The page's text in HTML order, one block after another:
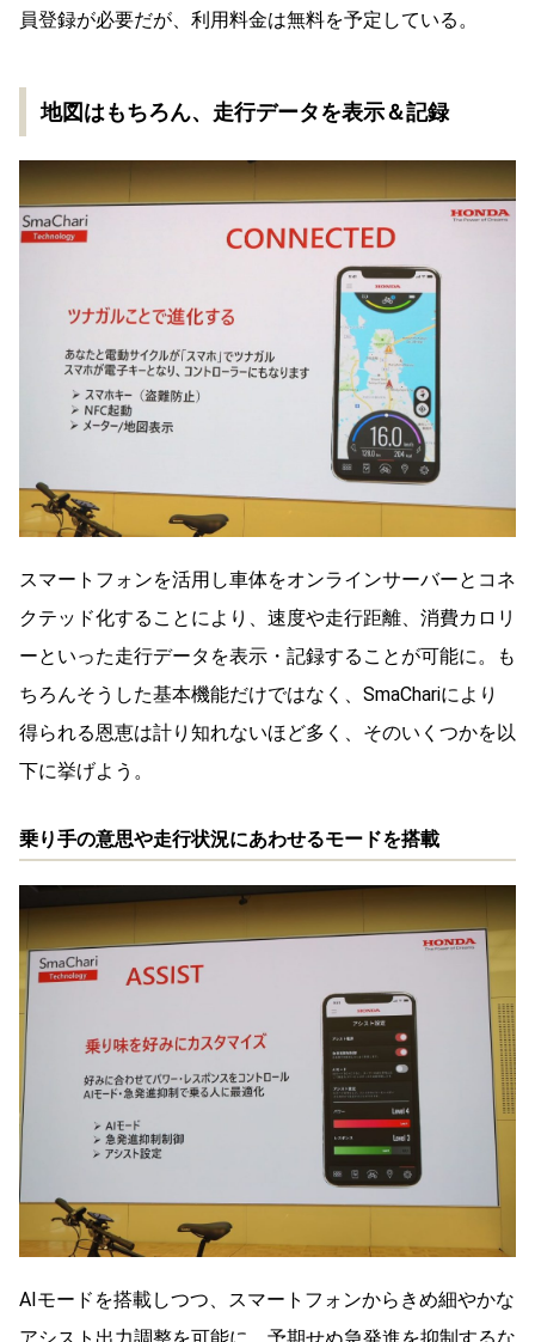
員登録が必要だが、利用料金は無料を予定している。
地図はもちろん、走行データを表示＆記録
スマートフォンを活用し車体をオンラインサーバーとコネ
クテッド化することにより、速度や走行距離、消費カロリ
ーといった走行データを表示・記録することが可能に。も
ちろんそうした基本機能だけではなく、SmaChariにより
得られる恩恵は計り知れないほど多く、そのいくつかを以
下に挙げよう。
乗り手の意思や走行状況にあわせるモードを搭載
AIモードを搭載しつつ、スマートフォンからきめ細やかな